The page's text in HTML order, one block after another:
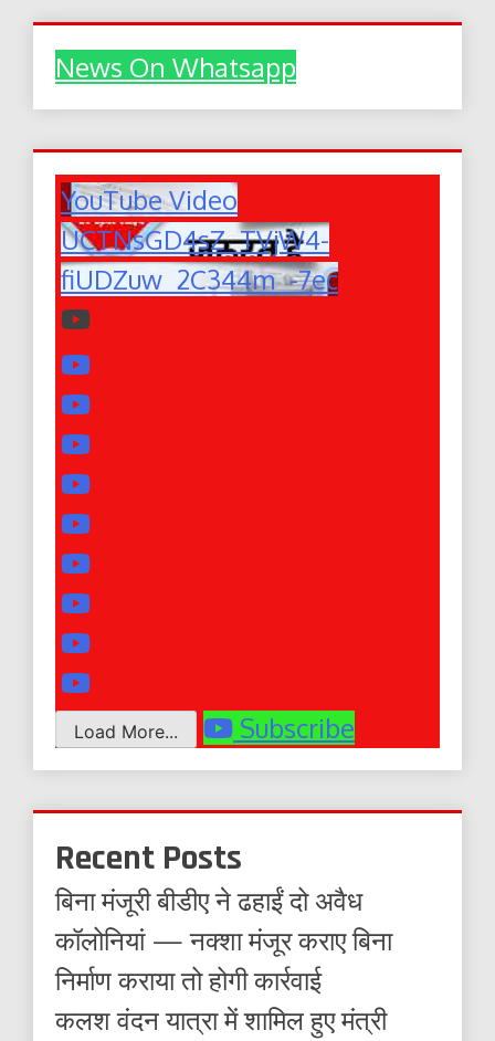
News On Whatsapp
YouTube Video
UCTNsGD4sZ_TVjW4-
fiUDZuw_2C344m_-7ec
Load More... Subscribe
Recent Posts
बिना मंजूरी बीडीए ने ढहाईं दो अवैध
कॉलोनियां — नक्शा मंजूर कराए बिना
निर्माण कराया तो होगी कार्रवाई
कलश वंदन यात्रा में शामिल हुए मंत्री